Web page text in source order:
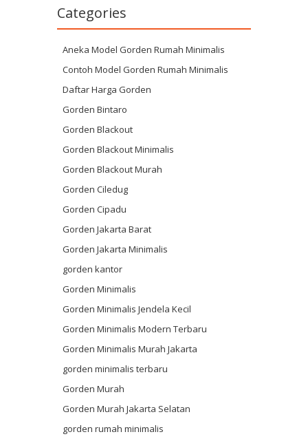
Categories
Aneka Model Gorden Rumah Minimalis
Contoh Model Gorden Rumah Minimalis
Daftar Harga Gorden
Gorden Bintaro
Gorden Blackout
Gorden Blackout Minimalis
Gorden Blackout Murah
Gorden Ciledug
Gorden Cipadu
Gorden Jakarta Barat
Gorden Jakarta Minimalis
gorden kantor
Gorden Minimalis
Gorden Minimalis Jendela Kecil
Gorden Minimalis Modern Terbaru
Gorden Minimalis Murah Jakarta
gorden minimalis terbaru
Gorden Murah
Gorden Murah Jakarta Selatan
gorden rumah minimalis